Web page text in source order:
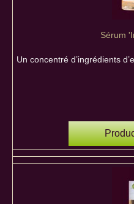
Sérum
Un concentré d’ingrédients